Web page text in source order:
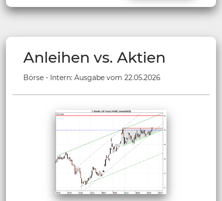
Anleihen vs. Aktien
Börse - Intern: Ausgabe vom 22.05.2026